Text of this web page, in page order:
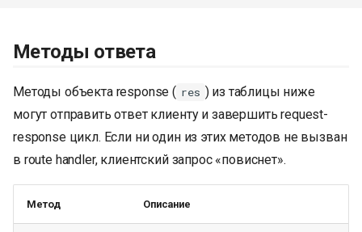
Методы ответа
Методы объекта response ( res ) из таблицы ниже
могут отправить ответ клиенту и завершить request-
response цикл. Если ни один из этих методов не вызван
в route handler, клиентский запрос «повиснет».
Метод Описание